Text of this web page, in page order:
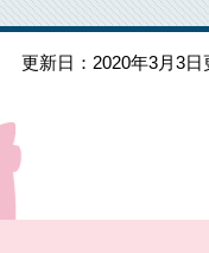
更新日：2020年3月3日